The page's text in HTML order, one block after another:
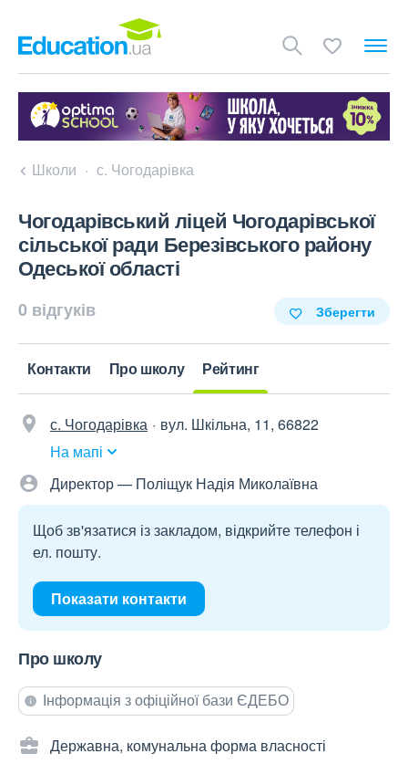
Школи с. Чогодарівка
Чогодарівський ліцей Чогодарівської
сільської ради Березівського району
Одеської області
0 відгуків Зберегти
Контакти Про школу Рейтинг
с. Чогодарівка
вул. Шкільна, 11, 66822
На мапі
Директор — Поліщук Надія Миколаївна
Щоб зв'язатися із закладом, відкрийте телефон і
ел. пошту.
Показати контакти
Про школу
Інформація з офіційної бази ЄДЕБО
Державна, комунальна форма власності